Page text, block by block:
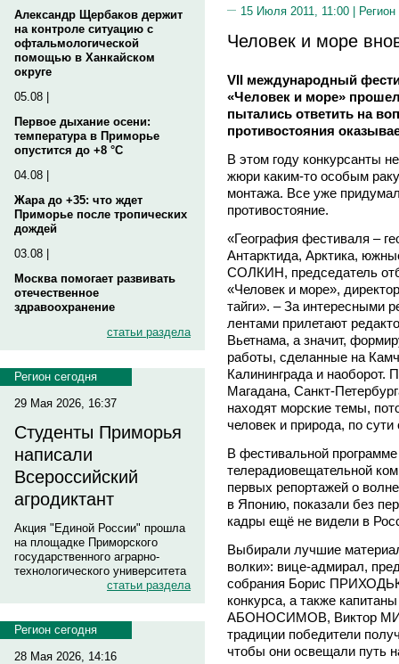
Александр Щербаков держит
на контроле ситуацию с
офтальмологической
помощью в Ханкайском
округе
05.08 |
Первое дыхание осени:
температура в Приморье
опустится до +8 °C
04.08 |
Жара до +35: что ждет
Приморье после тропических
дождей
03.08 |
Москва помогает развивать
отечественное
здравоохранение
статьи раздела
Регион сегодня
29 Мая 2026, 16:37
Студенты Приморья
написали
Всероссийский
агродиктант
Акция "Единой России" прошла
на площадке Приморского
государственного аграрно-
технологического университета
статьи раздела
Регион сегодня
28 Мая 2026, 14:16
15 Июля 2011, 11:00 | Регион
Человек и море
VII международный
«Человек и море»
пытались ответить на
противостояния
В этом году конкурсанты
жюри каким-то особым
монтажа. Все уже
противостояние.
«География фестиваля –
Антарктида, Арктика,
СОЛКИН, председатель
«Человек и море»,
тайги». – За интересными
лентами прилетают
Вьетнама, а значит,
работы, сделанные на
Калининграда и наоборот.
Магадана, Санкт-
находят морские темы,
человек и природа, по сути
В фестивальной
телерадиовещательной
первых репортажей о
в Японию, показали без
кадры ещё не видели в
Выбирали лучшие
волки»: вице-адмирал,
собрания Борис
конкурса, а также
АБОНОСИМОВ, Виктор
традиции победители
чтобы они освещали путь